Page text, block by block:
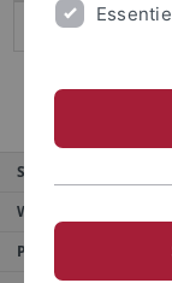
Service
Weitere Angebote
Portale